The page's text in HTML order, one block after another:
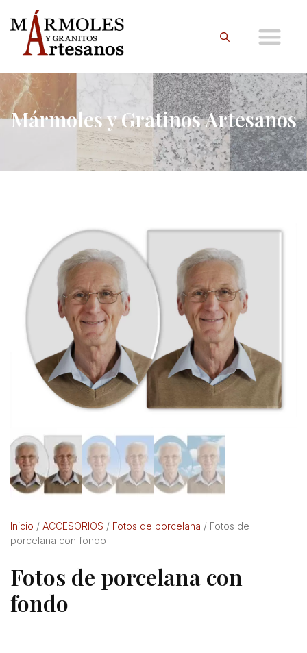
Mármoles y Gratinos Artesanos
Inicio / ACCESORIOS / Fotos de porcelana / Fotos de
porcelana con fondo
Fotos de porcelana con
fondo